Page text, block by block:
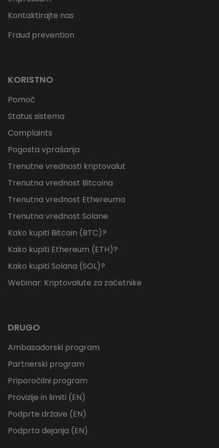
Kontaktirajte nas
Fraud prevention
KORISTNO
Pomoč
Status sistema
Complaints
Pogosta vprašanja
Trenutne vrednosti kriptovalut
Trenutna vrednost Bitcoina
Trenutna vrednost Ethereuma
Trenutna vrednost Solane
Kako kupiti Bitcoin (BTC)?
Kako kupiti Ethereum (ETH)?
Kako kupiti Solana (SOL)?
Webinar: Kriptovalute za začetnike
DRUGO
Ambasadorski program
Partnerski program
Priporočilni program
Provizije in limiti (EN)
Podprte države (EN)
Podprta dejanja (EN)